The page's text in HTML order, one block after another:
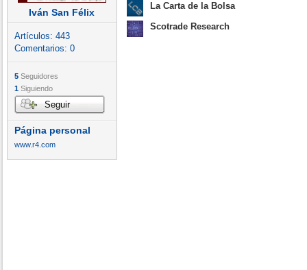
Iván San Félix
Artículos: 443
Comentarios: 0
5 Seguidores
1 Siguiendo
Seguir
Página personal
www.r4.com
La Carta de la Bolsa
Scotrade Research